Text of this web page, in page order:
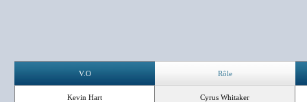
V.O Rôle
Kevin Hart Cyrus Whitaker